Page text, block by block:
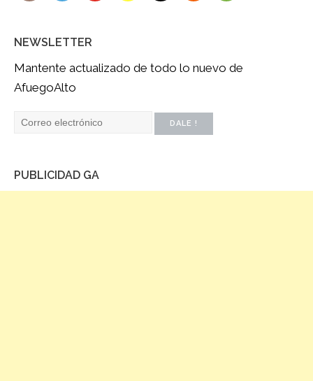
NEWSLETTER
Mantente actualizado de todo lo nuevo de
AfuegoAlto
PUBLICIDAD GA